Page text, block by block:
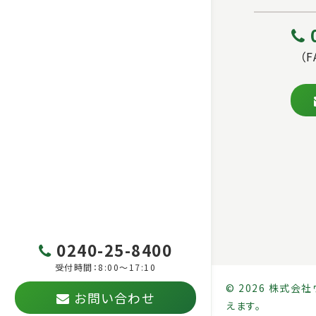
0240-25-8400
受付時間：8:00～17:10
お問い合わせ
© 2026 株式会社
えます。